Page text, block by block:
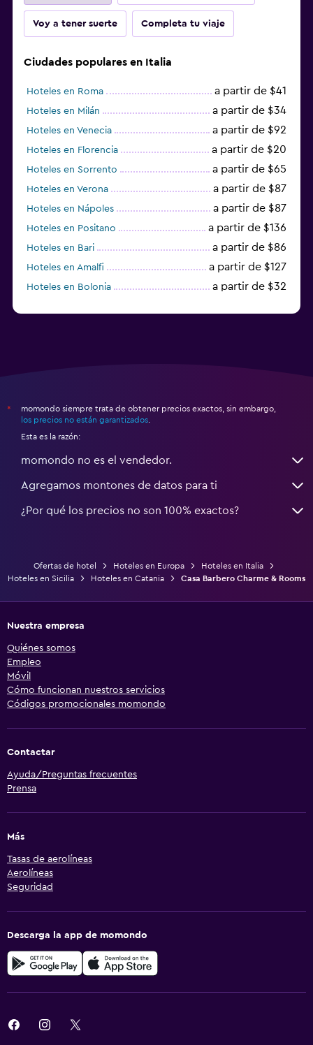
Voy a tener suerte Completa tu viaje
Ciudades populares en Italia
Hoteles en Roma a partir de $41
Hoteles en Milán a partir de $34
Hoteles en Venecia a partir de $92
Hoteles en Florencia a partir de $20
Hoteles en Sorrento a partir de $65
Hoteles en Verona a partir de $87
Hoteles en Nápoles a partir de $87
Hoteles en Positano a partir de $136
Hoteles en Bari a partir de $86
Hoteles en Amalfi a partir de $127
Hoteles en Bolonia a partir de $32
*
momondo siempre trata de obtener precios exactos, sin embargo,
los precios no están garantizados
Esta es la razón:
momondo no es el vendedor.
Agregamos montones de datos para ti
¿Por qué los precios no son 100% exactos?
Ofertas de hotel Hoteles en Europa
Hoteles en Italia
Hoteles en Sicilia
Hoteles en Catania Casa Barbero Charme & Rooms
Nuestra empresa
Quiénes somos
Empleo
Móvil
Cómo funcionan nuestros servicios
Códigos promocionales momondo
Contactar
Ayuda/Preguntas frecuentes
Prensa
Más
Tasas de aerolíneas
Aerolíneas
Seguridad
Descarga la app de momondo